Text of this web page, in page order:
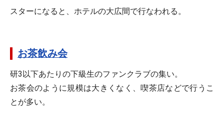
スターになると、ホテルの大広間で行なわれる。
お茶飲み会
研3以下あたりの下級生のファンクラブの集い。
お茶会のように規模は大きくなく、喫茶店などで行うこ
とが多い。